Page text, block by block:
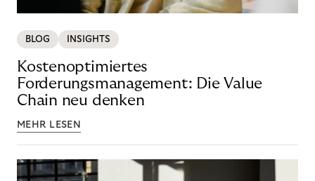
BLOG INSIGHTS
Kostenoptimiertes
Forderungsmanagement: Die Value
Chain neu denken
MEHR LESEN